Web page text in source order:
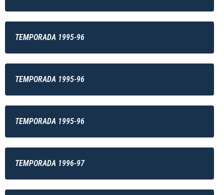
TEMPORADA 1995-96
TEMPORADA 1995-96
TEMPORADA 1995-96
TEMPORADA 1996-97